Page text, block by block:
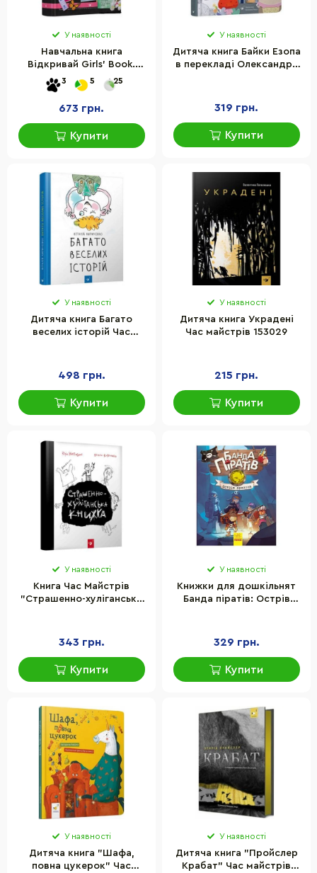
У наявності
Навчальна книга
Відкривай Girls’ Book.
Ідеї, які варто втілити в
життя! Час майстрів
152855
3 5 25
673 грн.
Купити
У наявності
Дитяча книга Байки Езопа
в перекладі Олександра
319 грн.
Купити
У наявності
Дитяча книга Багато
веселих історій Час
498 грн.
Купити
У наявності
Дитяча книга Украдені
Час майстрів 153029
215 грн.
Купити
У наявності
Книга Час Майстрів
"Страшенно-хуліганська
343 грн.
Купити
У наявності
Книжки для дошкільнят
Банда піратів: Острів
329 грн.
Купити
У наявності
Дитяча книга "Шафа,
повна цукерок" Час
У наявності
Дитяча книга "Пройслер
Крабат" Час майстрів